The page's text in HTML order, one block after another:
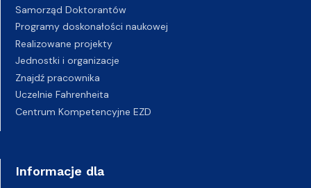
Samorząd Doktorantów
Programy doskonałości naukowej
Realizowane projekty
Jednostki i organizacje
Znajdź pracownika
Uczelnie Fahrenheita
Centrum Kompetencyjne EZD
Informacje dla